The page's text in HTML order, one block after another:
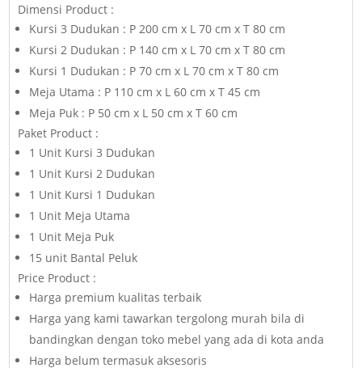
Dimensi Product :
Kursi 3 Dudukan : P 200 cm x L 70 cm x T 80 cm
Kursi 2 Dudukan : P 140 cm x L 70 cm x T 80 cm
Kursi 1 Dudukan : P 70 cm x L 70 cm x T 80 cm
Meja Utama : P 110 cm x L 60 cm x T 45 cm
Meja Puk : P 50 cm x L 50 cm x T 60 cm
Paket Product :
1 Unit Kursi 3 Dudukan
1 Unit Kursi 2 Dudukan
1 Unit Kursi 1 Dudukan
1 Unit Meja Utama
1 Unit Meja Puk
15 unit Bantal Peluk
Price Product :
Harga premium kualitas terbaik
Harga yang kami tawarkan tergolong murah bila di
bandingkan dengan toko mebel yang ada di kota anda
Harga belum termasuk aksesoris